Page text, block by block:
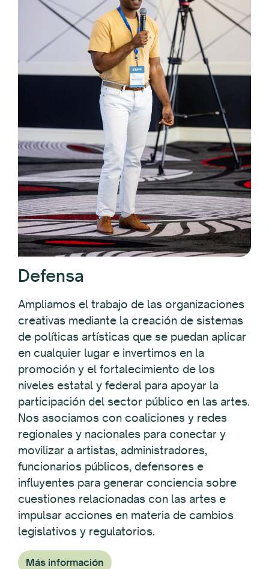
Defensa
Ampliamos el trabajo de las organizaciones
creativas mediante la creación de sistemas
de políticas artísticas que se puedan aplicar
en cualquier lugar e invertimos en la
promoción y el fortalecimiento de los
niveles estatal y federal para apoyar la
participación del sector público en las artes.
Nos asociamos con coaliciones y redes
regionales y nacionales para conectar y
movilizar a artistas, administradores,
funcionarios públicos, defensores e
influyentes para generar conciencia sobre
cuestiones relacionadas con las artes e
impulsar acciones en materia de cambios
legislativos y regulatorios.
Más información